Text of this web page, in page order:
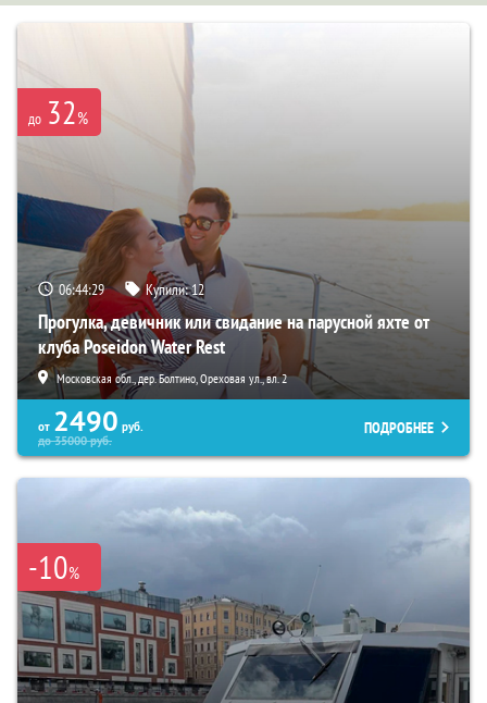
до 32%
06:44:28 Купили:12
Прогулка, девичник или свидание на парусной яхте от
клуба Poseidon Water Rest
Московская обл., дер. Болтино, Ореховая ул., вл. 2
от 2490 руб.
до35000руб.
ПОДРОБНЕЕ
-10%